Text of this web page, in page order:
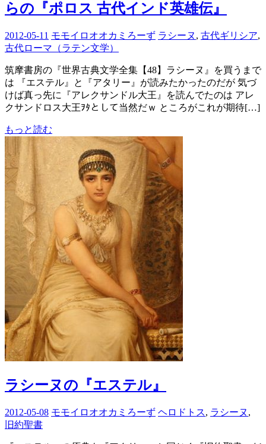
らの『ポロス 古代インド英雄伝』
2012-05-11 モモイロオオカミろーず ラシーヌ , 古代ギリシア,
古代ローマ（ラテン文学）
筑摩書房の『世界古典文学全集【48】ラシーヌ』を買うまで
は 『エステル』と『アタリー』が読みたかったのだが 気づ
けば真っ先に『アレクサンドル大王』を読んでたのは アレ
クサンドロス大王ｦﾀとして当然だｗ ところがこれが期待[…]
もっと読む
ラシーヌの『エステル』
2012-05-08 モモイロオオカミろーず ヘロドトス, ラシーヌ ,
旧約聖書